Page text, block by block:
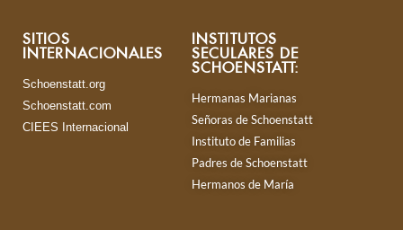
SITIOS
INTERNACIONALES
Schoenstatt.org
Schoenstatt.com
CIEES Internacional
INSTITUTOS
SECULARES DE
SCHOENSTATT:
Hermanas Marianas
Señoras de Schoenstatt
Instituto de Familias
Padres de Schoenstatt
Hermanos de María